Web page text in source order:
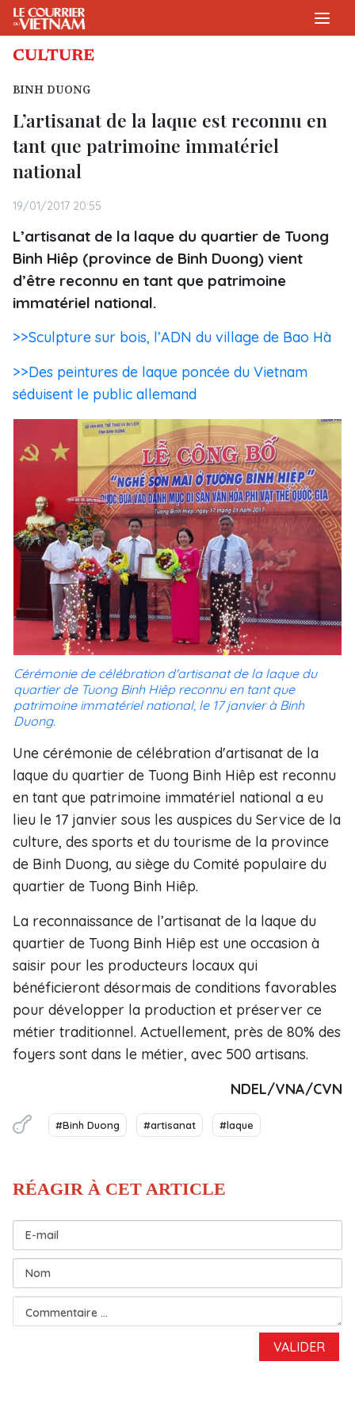
CULTURE
BINH DUONG
L’artisanat de la laque est reconnu en
tant que patrimoine immatériel
national
19/01/2017 20:55
L’artisanat de la laque du quartier de Tuong
Binh Hiêp (province de Binh Duong) vient
d’être reconnu en tant que patrimoine
immatériel national.
>>Sculpture sur bois, l’ADN du village de Bao Hà
>>Des peintures de laque poncée du Vietnam
séduisent le public allemand
Cérémonie de célébration d'artisanat de la laque du
quartier de Tuong Binh Hiêp reconnu en tant que
patrimoine immatériel national, le 17 janvier à Binh
Duong.
Une cérémonie de célébration d'artisanat de la
laque du quartier de Tuong Binh Hiêp est reconnu
en tant que patrimoine immatériel national a eu
lieu le 17 janvier sous les auspices du Service de la
culture, des sports et du tourisme de la province
de Binh Duong, au siège du Comité populaire du
quartier de Tuong Binh Hiêp.
La reconnaissance de l’artisanat de la laque du
quartier de Tuong Binh Hiêp est une occasion à
saisir pour les producteurs locaux qui
bénéficieront désormais de conditions favorables
pour développer la production et préserver ce
métier traditionnel. Actuellement, près de 80% des
foyers sont dans le métier, avec 500 artisans.
NDEL/VNA/CVN
#Binh Duong #artisanat #laque